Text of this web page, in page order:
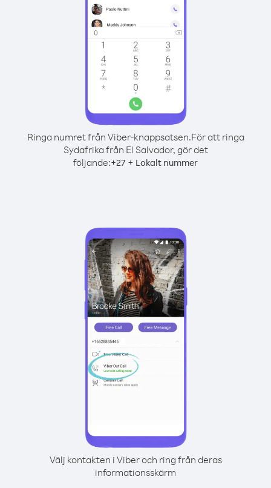
Ringa numret från Viber-knappsatsen.För att ringa
Sydafrika från El Salvador, gör det
följande:+27 + Lokalt nummer
Välj kontakten i Viber och ring från deras
informationsskärm